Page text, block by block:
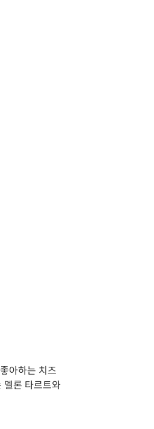
아하는 치즈
멜론 타르트와